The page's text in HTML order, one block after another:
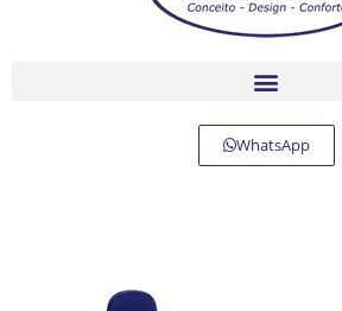
WhatsApp